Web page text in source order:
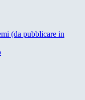
(da pubblicare in